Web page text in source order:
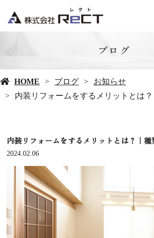
ブログ
HOME ブログ
お知らせ
内装リフォームをするメリットとは
内装リフォームをするメリットとは？｜
2024.02.06